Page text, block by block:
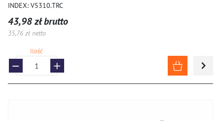
INDEX: V5310.TRC
43,98 zł brutto
35,76 zł netto
Ilość